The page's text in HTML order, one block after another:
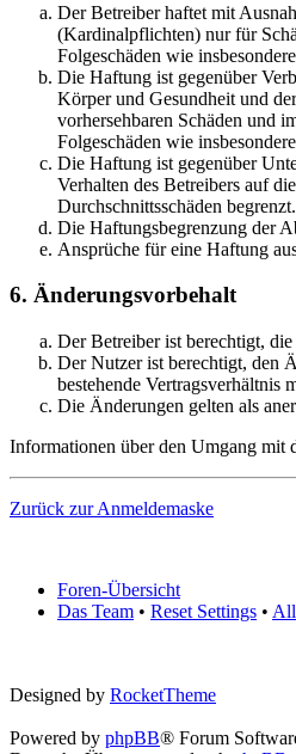
Der Betreiber haftet mit
(Kardinalpflichten) nur für
Folgeschäden wie
Die Haftung ist gegenüber
Körper und Gesundheit und
vorhersehbaren Schäden und
Folgeschäden wie
Die Haftung ist gegenüber
Verhalten des Betreibers auf
Durchschnittsschäden
Die Haftungsbegrenzung der
Ansprüche für eine Haftung
6. Änderungsvorbehalt
Der Betreiber ist berechtigt,
Der Nutzer ist berechtigt, den
bestehende Vertragsverhältnis
Die Änderungen gelten als
Informationen über den Umgang mit
Zurück zur Anmeldemaske
Foren-Übersicht
Das Team • Reset Settings •
Designed by RocketTheme
Powered by phpBB® Forum